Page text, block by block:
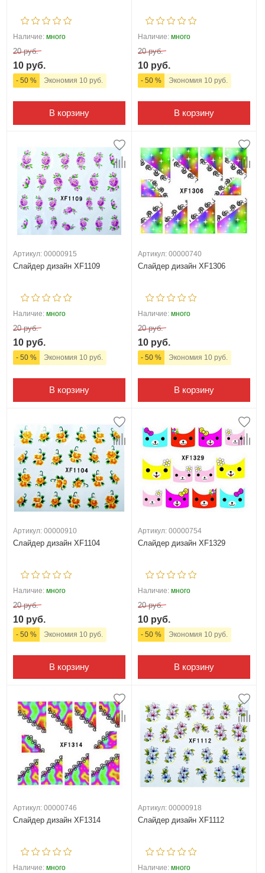
Наличие: много
20 руб.
10 руб.
- 50 % Экономия 10 руб.
В корзину
Наличие: много
20 руб.
10 руб.
- 50 % Экономия 10 руб.
В корзину
Артикул: 00000915
Слайдер дизайн XF1109
Наличие: много
20 руб.
10 руб.
- 50 % Экономия 10 руб.
В корзину
Артикул: 00000740
Слайдер дизайн XF1306
Наличие: много
20 руб.
10 руб.
- 50 % Экономия 10 руб.
В корзину
Артикул: 00000910
Слайдер дизайн XF1104
Наличие: много
20 руб.
10 руб.
- 50 % Экономия 10 руб.
В корзину
Артикул: 00000754
Слайдер дизайн XF1329
Наличие: много
20 руб.
10 руб.
- 50 % Экономия 10 руб.
В корзину
Артикул: 00000746
Слайдер дизайн XF1314
Наличие: много
Артикул: 00000918
Слайдер дизайн XF1112
Наличие: много